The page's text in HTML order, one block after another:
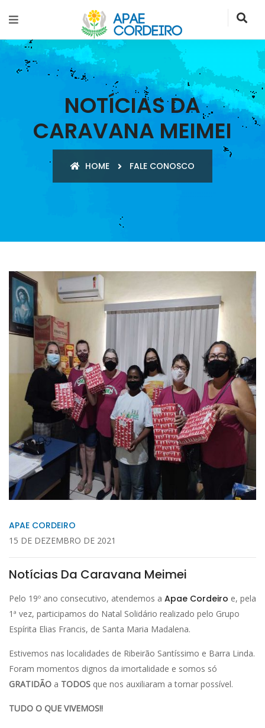
NOTÍCIAS DA
CARAVANA MEIMEI
HOME FALE CONOSCO
APAE CORDEIRO
15 DE DEZEMBRO DE 2021
Notícias Da Caravana Meimei
Pelo 19º ano consecutivo, atendemos a Apae Cordeiro e, pela
1ª vez, participamos do Natal Solidário realizado pelo Grupo
Espírita Elias Francis, de Santa Maria Madalena.
Estivemos nas localidades de Ribeirão Santíssimo e Barra Linda.
Foram momentos dignos da imortalidade e somos só
GRATIDÃO a TODOS que nos auxiliaram a tornar possível.
TUDO O QUE VIVEMOS!!